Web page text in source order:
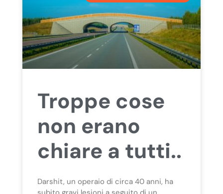
Troppe cose
non erano
chiare a tutti..
Darshit, un operaio di circa 40 anni, ha